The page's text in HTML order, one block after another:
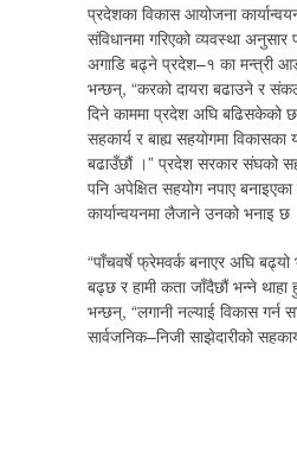
प्रदेशका विकास आयोजना
संविधानमा गरिएको व्यवस्था
अगाडि बढ्ने प्रदेश–१ का मन्त्री
भन्छन्, “करको दायरा बढाउने र
दिने काममा प्रदेश अघि बढिसकेको
सहकार्य र बाह्य सहयोगमा विकासका
बढाउँछौं ।” प्रदेश सरकार संघको
पनि अपेक्षित सहयोग नपाए
कार्यान्वयनमा लैजाने उनको भनाइ छ
“पाँचवर्षे फ्रेमवर्क बनाएर अघि
बढ्छ र हामी कता जाँदैछौं भन्ने थाहा
भन्छन्, “लगानी नल्याई विकास गर्न
सार्वजनिक–निजी साझेदारीको